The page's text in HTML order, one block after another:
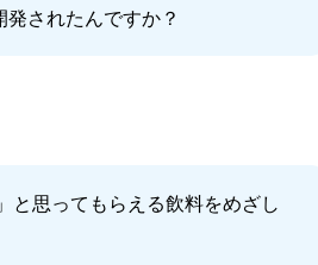
されたんですか？
と思ってもらえる飲料をめざし